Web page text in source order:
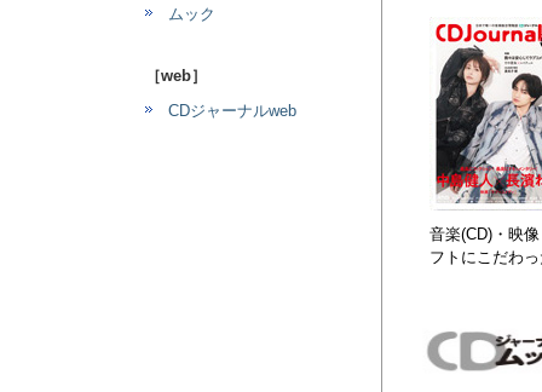
ムック
［web］
CDジャーナルweb
音楽(CD)・映
フトにこだわ